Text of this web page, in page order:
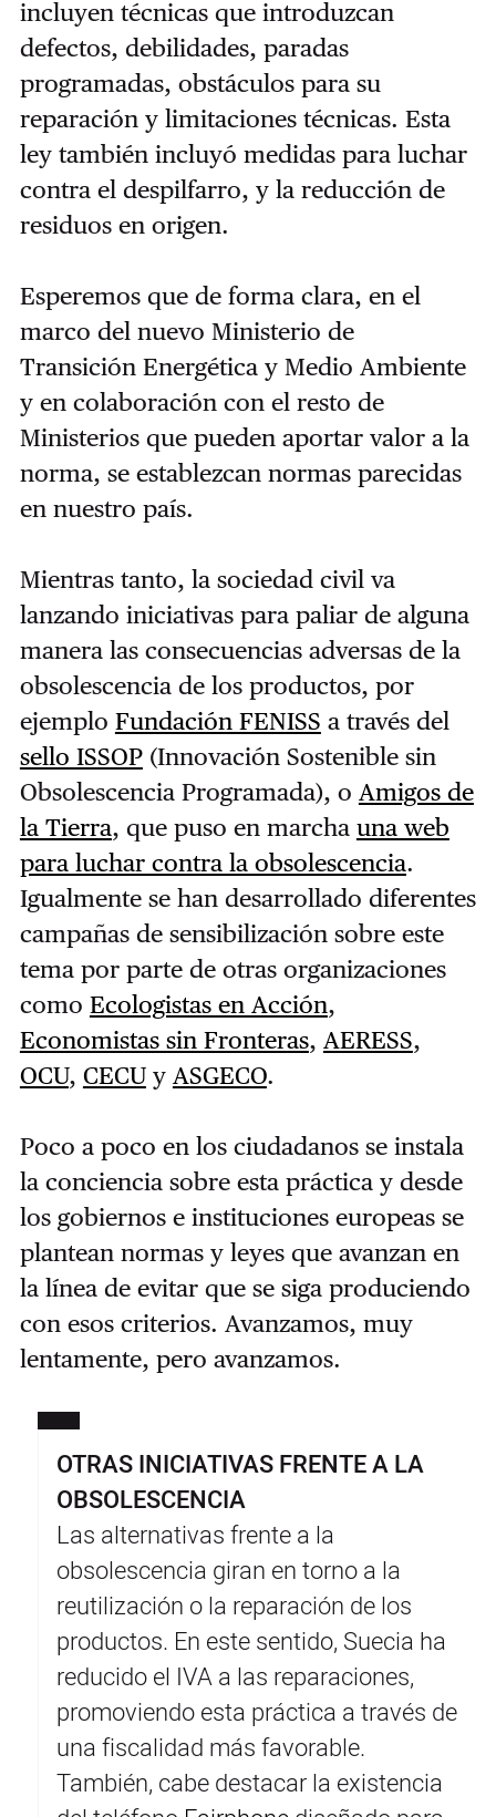
incluyen técnicas que introduzcan
defectos, debilidades, paradas
programadas, obstáculos para su
reparación y limitaciones técnicas. Esta
ley también incluyó medidas para luchar
contra el despilfarro, y la reducción de
residuos en origen.
Esperemos que de forma clara, en el
marco del nuevo Ministerio de
Transición Energética y Medio Ambiente
y en colaboración con el resto de
Ministerios que pueden aportar valor a la
norma, se establezcan normas parecidas
en nuestro país.
Mientras tanto, la sociedad civil va
lanzando iniciativas para paliar de alguna
manera las consecuencias adversas de la
obsolescencia de los productos, por
ejemplo Fundación FENISS a través del
sello ISSOP(Innovación Sostenible sin
Obsolescencia Programada), o Amigos de
la Tierra, que puso en marcha una web
para luchar contra la obsolescencia.
Igualmente se han desarrollado diferentes
campañas de sensibilización sobre este
tema por parte de otras organizaciones
como Ecologistas en Acción,
Economistas sin Fronteras, AERESS,
OCU, CECUy ASGECO.
Poco a poco en los ciudadanos se instala
la conciencia sobre esta práctica y desde
los gobiernos e instituciones europeas se
plantean normas y leyes que avanzan en
la línea de evitar que se siga produciendo
con esos criterios. Avanzamos, muy
lentamente, pero avanzamos.
OTRAS INICIATIVAS FRENTE A LA
OBSOLESCENCIA
Las alternativas frente a la
obsolescencia giran en torno a la
reutilización o la reparación de los
productos. En este sentido, Suecia ha
reducido el IVA a las reparaciones,
promoviendo esta práctica a través de
una fiscalidad más favorable.
También, cabe destacar la existencia